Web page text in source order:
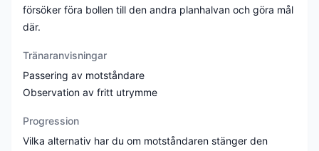
försöker föra bollen till den andra planhalvan och göra mål
där.
Tränaranvisningar
Passering av motståndare
Observation av fritt utrymme
Progression
Vilka alternativ har du om motståndaren stänger den